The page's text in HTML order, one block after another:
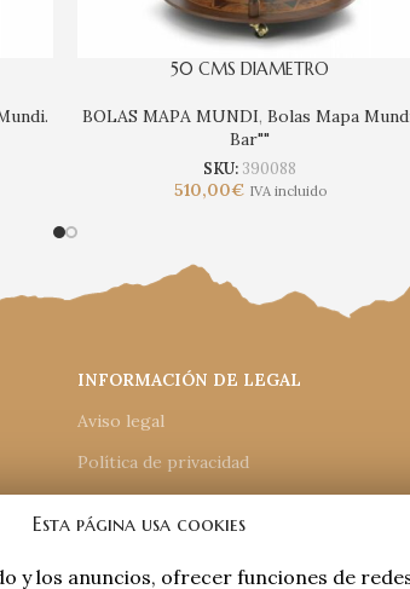
50 CMS DIAMETRO
BOLAS MAPA MUNDI,Bolas Mapa
Bar""
SKU: 390088
510,00€ IVA incluido
INFORMACIÓN DE LEGAL
Aviso legal
Política de privacidad
Esta página usa cookies
y los anuncios, ofrecer funciones de